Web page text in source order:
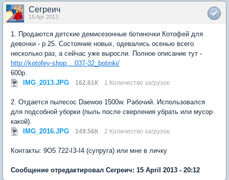
Сегреич
15 Apr 2013
1. Продаются детские демисезонные ботиночки Котофей для
девочки - р.25. Состояние новых, одевались осенью всего
несколько раз, а сейчас уже выросли. Полное описание тут -
http://kotofey-shop....037-32_botinki/
600р.
IMG_2013.JPG
162.61К 1 Количество загрузок:
2. Отдается пылесос Daewoo 1500w. Рабочий. Использовался
для подсобной уборки (пыль после сверления убрать или мусор
какой).
IMG_2016.JPG
149.56К 2 Количество загрузок:
Контакты: 9О5 722-IЗ-I4 (супруга) или мне в личку
Сообщение отредактировал Сегреич: 15 April 2013 - 20:12